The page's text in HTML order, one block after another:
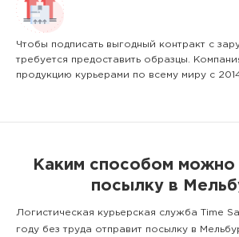
Чтобы подписать выгодный контракт с
требуется предоставить образцы.
продукцию курьерами по всему миру с
Каким способом можно
посылку в
Логистическая курьерская служба Time
году без труда отправит посылку в